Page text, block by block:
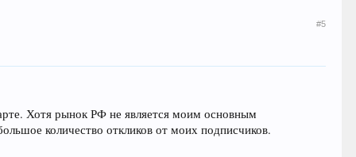
#5
Хотя рынок РФ не является моим основным
количество откликов от моих подписчиков.